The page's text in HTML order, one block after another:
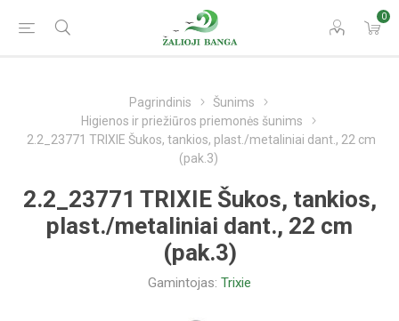
0
Pagrindinis
Šunims
Higienos ir priežiūros priemonės šunims
2.2_23771 TRIXIE Šukos, tankios, plast./metaliniai dant., 22 cm
(pak.3)
2.2_23771 TRIXIE Šukos, tankios,
plast./metaliniai dant., 22 cm
(pak.3)
Gamintojas: Trixie